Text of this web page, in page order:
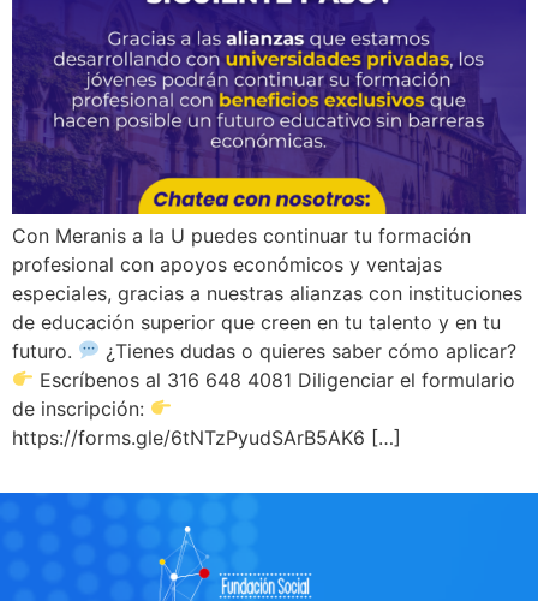
Con Meranis a la U puedes continuar tu formación
profesional con apoyos económicos y ventajas
especiales, gracias a nuestras alianzas con instituciones
de educación superior que creen en tu talento y en tu
futuro.
¿Tienes dudas o quieres saber cómo aplicar?
Escríbenos al 316 648 4081 Diligenciar el formulario
de inscripción:
https://forms.gle/6tNTzPyudSArB5AK6 […]